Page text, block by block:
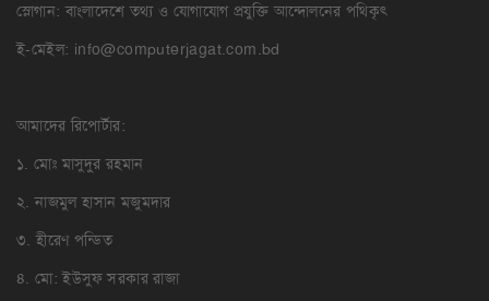
স্লোগান: বাংলাদেশে তথ্য ও যোগাযোগ প্রযুক্তি আন্দোলনের পথিকৃৎ
ই-মেইল: info@computerjagat.com.bd
আমাদের রিপোর্টার:
১. মোঃ মাসুদুর রহমান
২. নাজমুল হাসান মজুমদার
৩. হীরেণ পন্ডিত
৪. মো: ইউসুফ সরকার রাজা